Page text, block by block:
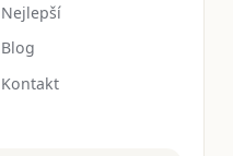
Nejlepší
Blog
Kontakt